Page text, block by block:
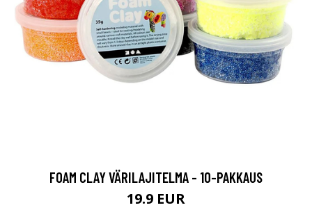
FOAM CLAY VÄRILAJITELMA - 10-PAKKAUS
19.9 EUR